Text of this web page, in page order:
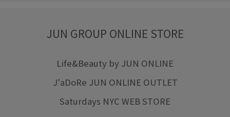
JUN GROUP ONLINE STORE
Life&Beauty by JUN ONLINE
J'aDoRe JUN ONLINE OUTLET
Saturdays NYC WEB STORE